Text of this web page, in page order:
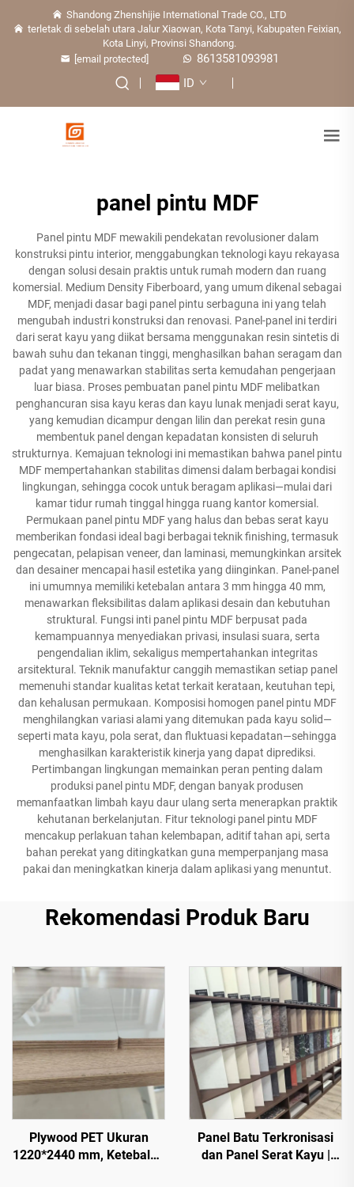
Shandong Zhenshijie International Trade CO., LTD
terletak di sebelah utara Jalur Xiaowan, Kota Tanyi, Kabupaten Feixian,
Kota Linyi, Provinsi Shandong.
[email protected]
8613581093981
ID
panel pintu MDF
Panel pintu MDF mewakili pendekatan revolusioner dalam
konstruksi pintu interior, menggabungkan teknologi kayu rekayasa
dengan solusi desain praktis untuk rumah modern dan ruang
komersial. Medium Density Fiberboard, yang umum dikenal sebagai
MDF, menjadi dasar bagi panel pintu serbaguna ini yang telah
mengubah industri konstruksi dan renovasi. Panel-panel ini terdiri
dari serat kayu yang diikat bersama menggunakan resin sintetis di
bawah suhu dan tekanan tinggi, menghasilkan bahan seragam dan
padat yang menawarkan stabilitas serta kemudahan pengerjaan
luar biasa. Proses pembuatan panel pintu MDF melibatkan
penghancuran sisa kayu keras dan kayu lunak menjadi serat kayu,
yang kemudian dicampur dengan lilin dan perekat resin guna
membentuk panel dengan kepadatan konsisten di seluruh
strukturnya. Kemajuan teknologi ini memastikan bahwa panel pintu
MDF mempertahankan stabilitas dimensi dalam berbagai kondisi
lingkungan, sehingga cocok untuk beragam aplikasi—mulai dari
kamar tidur rumah tinggal hingga ruang kantor komersial.
Permukaan panel pintu MDF yang halus dan bebas serat kayu
memberikan fondasi ideal bagi berbagai teknik finishing, termasuk
pengecatan, pelapisan veneer, dan laminasi, memungkinkan arsitek
dan desainer mencapai hasil estetika yang diinginkan. Panel-panel
ini umumnya memiliki ketebalan antara 3 mm hingga 40 mm,
menawarkan fleksibilitas dalam aplikasi desain dan kebutuhan
struktural. Fungsi inti panel pintu MDF berpusat pada
kemampuannya menyediakan privasi, insulasi suara, serta
pengendalian iklim, sekaligus mempertahankan integritas
arsitektural. Teknik manufaktur canggih memastikan setiap panel
memenuhi standar kualitas ketat terkait kerataan, keutuhan tepi,
dan kehalusan permukaan. Komposisi homogen panel pintu MDF
menghilangkan variasi alami yang ditemukan pada kayu solid—
seperti mata kayu, pola serat, dan fluktuasi kepadatan—sehingga
menghasilkan karakteristik kinerja yang dapat diprediksi.
Pertimbangan lingkungan memainkan peran penting dalam
produksi panel pintu MDF, dengan banyak produsen
memanfaatkan limbah kayu daur ulang serta menerapkan praktik
kehutanan berkelanjutan. Fitur teknologi panel pintu MDF
mencakup perlakuan tahan kelembapan, aditif tahan api, serta
bahan perekat yang ditingkatkan guna memperpanjang masa
pakai dan meningkatkan kinerja dalam aplikasi yang menuntut.
Rekomendasi Produk Baru
Plywood PET Ukuran
1220*2440 mm, Ketebalan
Panel Batu Terkronisasi
dan Panel Serat Kayu |